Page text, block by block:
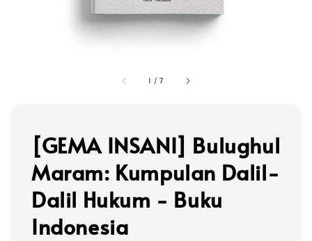
1 /7
[GEMA INSANI] Bulughul
Maram: Kumpulan Dalil-
Dalil Hukum - Buku
Indonesia